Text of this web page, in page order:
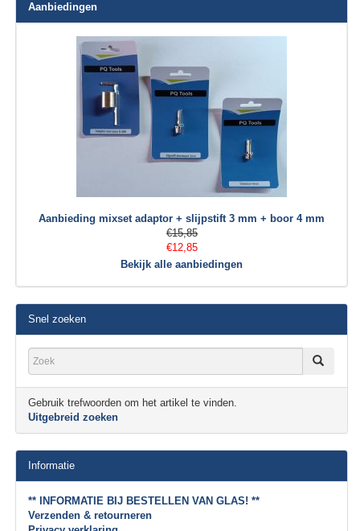
Aanbiedingen
Aanbieding mixset adaptor + slijpstift 3 mm + boor 4 mm
€15,85
€12,85
Bekijk alle aanbiedingen
Snel zoeken
Gebruik trefwoorden om het artikel te vinden.
Uitgebreid zoeken
Informatie
** INFORMATIE BIJ BESTELLEN VAN GLAS! **
Verzenden & retourneren